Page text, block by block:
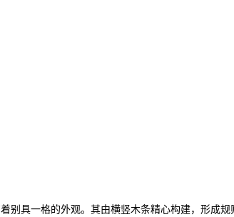
具一格的外观。其由横竖木条精心构建，形成